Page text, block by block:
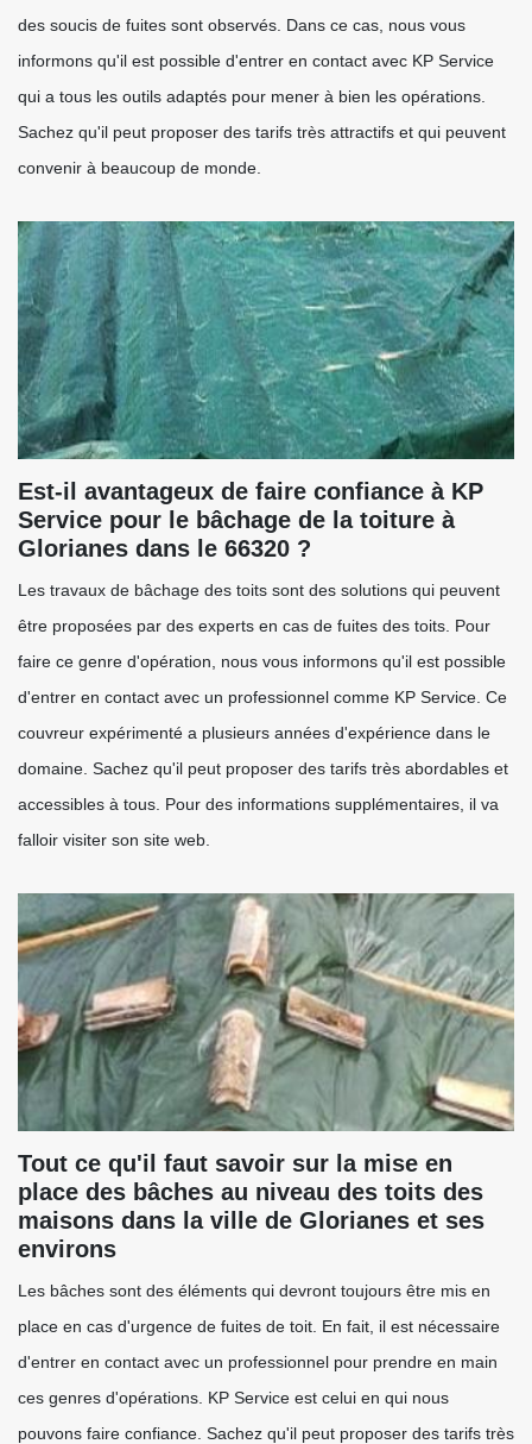
des soucis de fuites sont observés. Dans ce cas, nous vous
informons qu'il est possible d'entrer en contact avec KP Service
qui a tous les outils adaptés pour mener à bien les opérations.
Sachez qu'il peut proposer des tarifs très attractifs et qui peuvent
convenir à beaucoup de monde.
Est-il avantageux de faire confiance à KP
Service pour le bâchage de la toiture à
Glorianes dans le 66320 ?
Les travaux de bâchage des toits sont des solutions qui peuvent
être proposées par des experts en cas de fuites des toits. Pour
faire ce genre d'opération, nous vous informons qu'il est possible
d'entrer en contact avec un professionnel comme KP Service. Ce
couvreur expérimenté a plusieurs années d'expérience dans le
domaine. Sachez qu'il peut proposer des tarifs très abordables et
accessibles à tous. Pour des informations supplémentaires, il va
falloir visiter son site web.
Tout ce qu'il faut savoir sur la mise en
place des bâches au niveau des toits des
maisons dans la ville de Glorianes et ses
environs
Les bâches sont des éléments qui devront toujours être mis en
place en cas d'urgence de fuites de toit. En fait, il est nécessaire
d'entrer en contact avec un professionnel pour prendre en main
ces genres d'opérations. KP Service est celui en qui nous
pouvons faire confiance. Sachez qu'il peut proposer des tarifs très